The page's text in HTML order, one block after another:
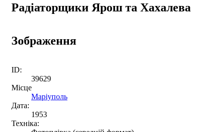
Радіаторщики Ярош та Хахалева
Зображення
ID:
39629
Місце
Маріуполь
Дата:
1953
Техніка: